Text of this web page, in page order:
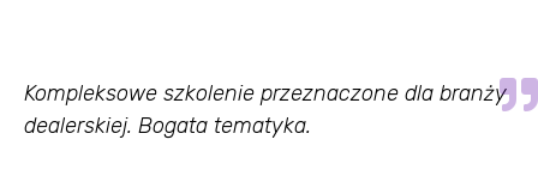
Kompleksowe szkolenie przeznaczone dla branży
dealerskiej. Bogata tematyka.